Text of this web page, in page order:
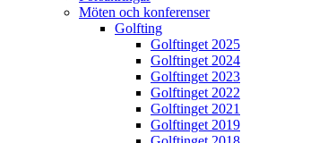
Möten och konferenser
Golfting
Golftinget 2025
Golftinget 2024
Golftinget 2023
Golftinget 2022
Golftinget 2021
Golftinget 2019